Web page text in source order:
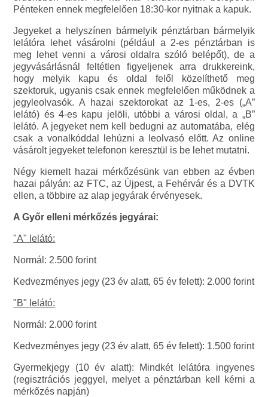
Pénteken ennek megfelelően 18:30-kor nyitnak a kapuk.
Jegyeket a helyszínen bármelyik pénztárban bármelyik
lelátóra lehet vásárolni (például a 2-es pénztárban is
meg lehet venni a városi oldalra szóló belépőt), de a
jegyvásárlásnál feltétlen figyeljenek arra drukkereink,
hogy melyik kapu és oldal felől közelíthető meg
szektoruk, ugyanis csak ennek megfelelően működnek a
jegyleolvasók. A hazai szektorokat az 1-es, 2-es („A”
lelátó) és 4-es kapu jelöli, utóbbi a városi oldal, a „B”
lelátó. A jegyeket nem kell bedugni az automatába, elég
csak a vonalkóddal lehúzni a leolvasó előtt. Az online
vásárolt jegyeket telefonon keresztül is be lehet mutatni.
Négy kiemelt hazai mérkőzésünk van ebben az évben
hazai pályán: az FTC, az Újpest, a Fehérvár és a DVTK
ellen, a többire az alap jegyárak érvényesek.
A Győr elleni mérkőzés jegyárai:
"A" lelátó:
Normál: 2.500 forint
Kedvezményes jegy (23 év alatt, 65 év felett): 2.000 forint
"B" lelátó:
Normál: 2.000 forint
Kedvezményes jegy (23 év alatt, 65 év felett): 1.500 forint
Gyermekjegy (10 év alatt): Mindkét lelátóra ingyenes
(regisztrációs jeggyel, melyet a pénztárban kell kérni a
mérkőzés napján)